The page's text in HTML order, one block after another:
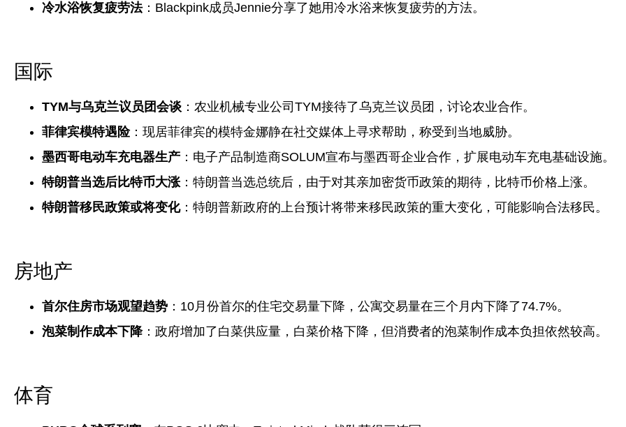
冷水浴恢复疲劳法：Blackpink成员Jennie分享了她用冷水浴来恢复疲劳的方法。
国际
TYM与乌克兰议员团会谈 ：农业机械专业公司TYM接待了乌克兰议员团，讨论农业合作。
菲律宾模特遇险：现居菲律宾的模特金娜静在社交媒体上寻求帮助，称受到当地威胁。
墨西哥电动车充电器生产 ：电子产品制造商SOLUM宣布与墨西哥企业合作，扩展电动车充电基础设施。
特朗普当选后比特币大涨 ：特朗普当选总统后，由于对其亲加密货币政策的期待，比特币价格上涨。
特朗普移民政策或将变化：特朗普新政府的上台预计将带来移民政策的重大变化，可能影响合法移民。
房地产
首尔住房市场观望趋势 ：10月份首尔的住宅交易量下降，公寓交易量在三个月内下降了74.7%。
泡菜制作成本下降：政府增加了白菜供应量，白菜价格下降，但消费者的泡菜制作成本负担依然较高。
体育